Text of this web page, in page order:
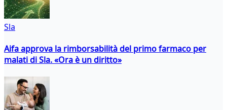
Sla
Aifa approva la rimborsabilità del primo farmaco per
malati di Sla. «Ora è un diritto»